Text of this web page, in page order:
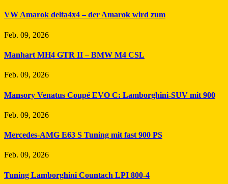
VW Amarok delta4x4 – der Amarok wird zum
Feb. 09, 2026
Manhart MH4 GTR II – BMW M4 CSL
Feb. 09, 2026
Mansory Venatus Coupé EVO C: Lamborghini-SUV mit 900
Feb. 09, 2026
Mercedes-AMG E63 S Tuning mit fast 900 PS
Feb. 09, 2026
Tuning Lamborghini Countach LPI 800-4